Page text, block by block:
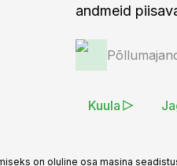
andmeid
Kuula
on oluline osa masina